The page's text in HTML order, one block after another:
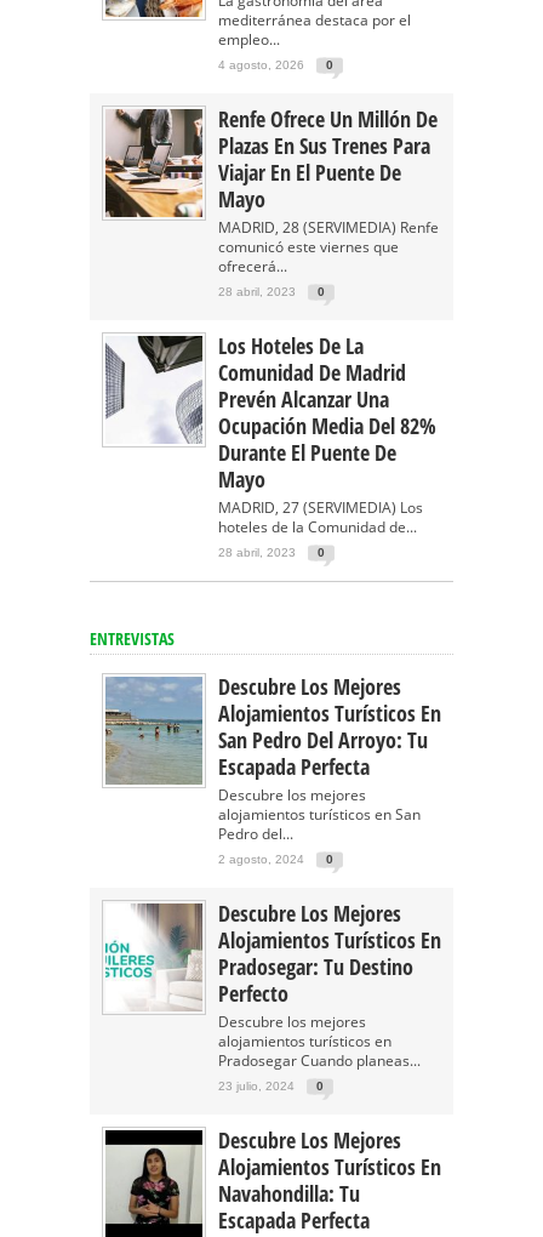
mediterránea destaca por el
empleo...
4 agosto, 2026 0
Renfe Ofrece Un Millón De
Plazas En Sus Trenes Para
Viajar En El Puente De
Mayo
MADRID, 28 (SERVIMEDIA) Renfe
comunicó este viernes que
ofrecerá...
28 abril, 2023 0
Los Hoteles De La
Comunidad De Madrid
Prevén Alcanzar Una
Ocupación Media Del 82%
Durante El Puente De
Mayo
MADRID, 27 (SERVIMEDIA) Los
hoteles de la Comunidad de...
28 abril, 2023 0
ENTREVISTAS
Descubre Los Mejores
Alojamientos Turísticos En
San Pedro Del Arroyo: Tu
Escapada Perfecta
Descubre los mejores
alojamientos turísticos en San
Pedro del...
2 agosto, 2024 0
Descubre Los Mejores
Alojamientos Turísticos En
Pradosegar: Tu Destino
Perfecto
Descubre los mejores
alojamientos turísticos en
Pradosegar Cuando planeas...
23 julio, 2024 0
Descubre Los Mejores
Alojamientos Turísticos En
Navahondilla: Tu
Escapada Perfecta